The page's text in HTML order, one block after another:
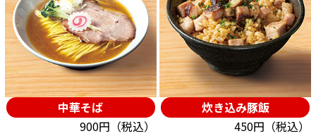
中華そば
900円（税込）
炊き込み豚飯
450円（税込）